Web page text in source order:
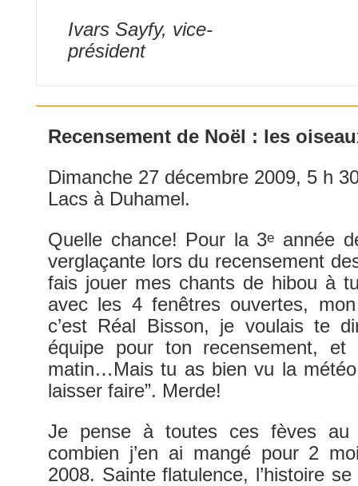
Ivars Sayfy, vice-
président
Recensement de Noël : les
Dimanche 27 décembre 2009, 5 h
Lacs à Duhamel.
Quelle chance! Pour la 3e
année
verglaçante lors du recensement
fais jouer mes chants de hibou à
avec les 4 fenêtres ouvertes,
c’est Réal Bisson, je voulais te
équipe pour ton recensement,
matin…Mais tu as bien vu la
laisser faire”. Merde!
Je pense à toutes ces fèves
combien j’en ai mangé pour 2
2008. Sainte flatulence, l’histoire